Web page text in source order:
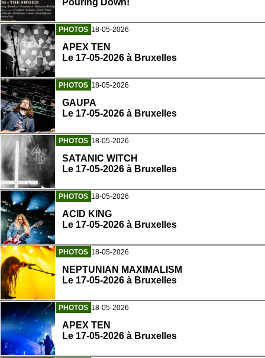
Pouring Down!
PHOTOS 18-05-2026
APEX TEN
Le 17-05-2026 à Bruxelles
PHOTOS 18-05-2026
GAUPA
Le 17-05-2026 à Bruxelles
PHOTOS 18-05-2026
SATANIC WITCH
Le 17-05-2026 à Bruxelles
PHOTOS 18-05-2026
ACID KING
Le 17-05-2026 à Bruxelles
PHOTOS 18-05-2026
NEPTUNIAN MAXIMALISM
Le 17-05-2026 à Bruxelles
PHOTOS 18-05-2026
APEX TEN
Le 17-05-2026 à Bruxelles